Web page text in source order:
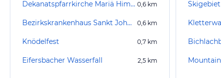
Dekanatspfarrkirche Mariä Himmelfahrt 0,6 km
Bezirkskrankenhaus Sankt Johann 0,6 km
Knödelfest 0,7 km
Eifersbacher Wasserfall 2,5 km